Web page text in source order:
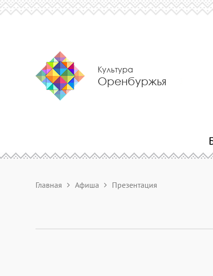
Культура
Оренбуржья
Главная Афиша Презентация